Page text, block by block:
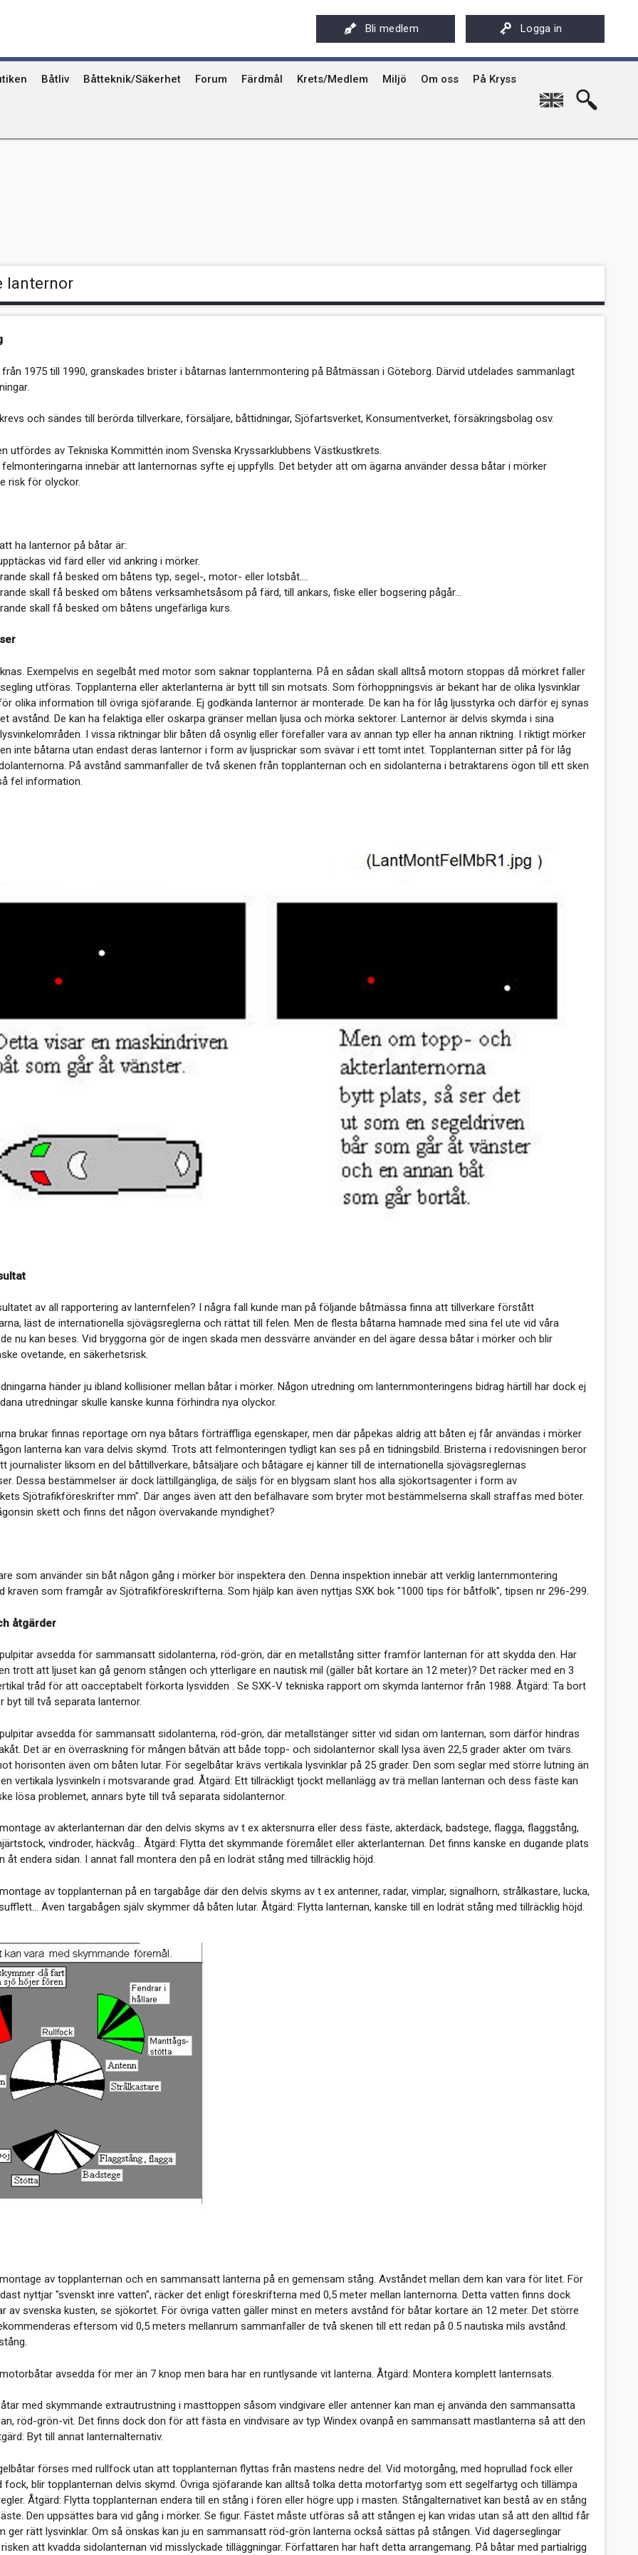
Bli medlem Logga in
Båtliv
Toalettavfall och sjömackar
Båtteknik/Säkerhet Forum Färdmål
Stockholms skärgård
Krets/Medlem
Uthyrning av Kryssarklubbens IF-båtar och kajaker
Miljö Om oss
Svenska Kryssarklubben 100 år
På Kryss
På Kryss historia
Kryssarklubbens nyhetsbrev
English
lanternor
från 1975 till 1990, granskades brister i båtarnas lanternmontering på Båtmässan i Göteborg. Därvid utdelades sammanlagt
och sändes till berörda tillverkare, försäljare, båttidningar, Sjöfartsverket, Konsumentverket, försäkringsbolag osv.
utfördes av Tekniska Kommittén inom Svenska Kryssarklubbens Västkustkrets.
felmonteringarna innebär att lanternornas syfte ej uppfylls. Det betyder att om ägarna använder dessa båtar i mörker
risk för olyckor.
ha lanternor på båtar är:
vid färd eller vid ankring i mörker.
skall få besked om båtens typ, segel-, motor- eller lotsbåt....
skall få besked om båtens verksamhetsåsom på färd, till ankars, fiske eller bogsering pågår...
skall få besked om båtens ungefärliga kurs.
Exempelvis en segelbåt med motor som saknar topplanterna. På en sådan skall alltså motorn stoppas då mörkret faller
utföras. Topplanterna eller akterlanterna är bytt till sin motsats. Som förhoppningsvis är bekant har de olika lysvinklar
olika information till övriga sjöfarande. Ej godkända lanternor är monterade. De kan ha för låg ljusstyrka och därför ej synas
avstånd. De kan ha felaktiga eller oskarpa gränser mellan ljusa och mörka sektorer. Lanternor är delvis skymda i sina
I vissa riktningar blir båten då osynlig eller förefaller vara av annan typ eller ha annan riktning. I riktigt mörker
inte båtarna utan endast deras lanternor i form av ljusprickar som svävar i ett tomt intet. Topplanternan sitter på för låg
På avstånd sammanfaller de två skenen från topplanternan och en sidolanterna i betraktarens ögon till ett sken
fel information.
av all rapportering av lanternfelen? I några fall kunde man på följande båtmässa finna att tillverkare förstått
läst de internationella sjövägsreglerna och rättat till felen. Men de flesta båtarna hamnade med sina fel ute vid våra
nu kan beses. Vid bryggorna gör de ingen skada men dessvärre använder en del ägare dessa båtar i mörker och blir
ovetande, en säkerhetsrisk.
händer ju ibland kollisioner mellan båtar i mörker. Någon utredning om lanternmonteringens bidrag härtill har dock ej
utredningar skulle kanske kunna förhindra nya olyckor.
brukar finnas reportage om nya båtars förträffliga egenskaper, men där påpekas aldrig att båten ej får användas i mörker
lanterna kan vara delvis skymd. Trots att felmonteringen tydligt kan ses på en tidningsbild. Bristerna i redovisningen beror
journalister liksom en del båttillverkare, båtsäljare och båtägare ej känner till de internationella sjövägsreglernas
Dessa bestämmelser är dock lättillgängliga, de säljs för en blygsam slant hos alla sjökortsagenter i form av
Sjötrafikföreskrifter mm". Där anges även att den befälhavare som bryter mot bestämmelserna skall straffas med böter.
skett och finns det någon övervakande myndighet?
som använder sin båt någon gång i mörker bör inspektera den. Denna inspektion innebär att verklig lanternmontering
kraven som framgår av Sjötrafikföreskrifterna. Som hjälp kan även nyttjas SXK bok "1000 tips för båtfolk", tipsen nr 296-299.
åtgärder
avsedda för sammansatt sidolanterna, röd-grön, där en metallstång sitter framför lanternan för att skydda den. Har
trott att ljuset kan gå genom stången och ytterligare en nautisk mil (gäller båt kortare än 12 meter)? Det räcker med en 3
tråd för att oacceptabelt förkorta lysvidden . Se SXK-V tekniska rapport om skymda lanternor från 1988. Åtgärd: Ta bort
byt till två separata lanternor.
avsedda för sammansatt sidolanterna, röd-grön, där metallstänger sitter vid sidan om lanternan, som därför hindras
Det är en överraskning för mången båtvän att både topp- och sidolanternor skall lysa även 22,5 grader akter om tvärs.
horisonten även om båten lutar. För segelbåtar krävs vertikala lysvinklar på 25 grader. Den som seglar med större lutning än
vertikala lysvinkeln i motsvarande grad. Åtgärd: Ett tillräckligt tjockt mellanlägg av trä mellan lanternan och dess fäste kan
lösa problemet, annars byte till två separata sidolanternor.
av akterlanternan där den delvis skyms av t ex aktersnurra eller dess fäste, akterdäck, badstege, flagga, flaggstång,
vindroder, häckvåg... Åtgärd: Flytta det skymmande föremålet eller akterlanternan. Det finns kanske en dugande plats
åt endera sidan. I annat fall montera den på en lodrät stång med tillräcklig höjd.
av topplanternan på en targabåge där den delvis skyms av t ex antenner, radar, vimplar, signalhorn, strålkastare, lucka,
Även targabågen själv skymmer då båten lutar. Åtgärd: Flytta lanternan, kanske till en lodrät stång med tillräcklig höjd.
av topplanternan och en sammansatt lanterna på en gemensam stång. Avståndet mellan dem kan vara för litet. För
nyttjar "svenskt inre vatten", räcker det enligt föreskrifterna med 0,5 meter mellan lanternorna. Detta vatten finns dock
av svenska kusten, se sjökortet. För övriga vatten gäller minst en meters avstånd för båtar kortare än 12 meter. Det större
eftersom vid 0,5 meters mellanrum sammanfaller de två skenen till ett redan på 0.5 nautiska mils avstånd.
avsedda för mer än 7 knop men bara har en runtlysande vit lanterna. Åtgärd: Montera komplett lanternsats.
med skymmande extrautrustning i masttoppen såsom vindgivare eller antenner kan man ej använda den sammansatta
röd-grön-vit. Det finns dock don för att fästa en vindvisare av typ Windex ovanpå en sammansatt mastlanterna så att den
Byt till annat lanternalternativ.
förses med rullfock utan att topplanternan flyttas från mastens nedre del. Vid motorgång, med hoprullad fock eller
fock, blir topplanternan delvis skymd. Övriga sjöfarande kan alltså tolka detta motorfartyg som ett segelfartyg och tillämpa
Åtgärd: Flytta topplanternan endera till en stång i fören eller högre upp i masten. Stångalternativet kan bestå av en stång
Den uppsättes bara vid gång i mörker. Se figur. Fästet måste utföras så att stången ej kan vridas utan så att den alltid får
ger rätt lysvinklar. Om så önskas kan ju en sammansatt röd-grön lanterna också sättas på stången. Vid dagerseglingar
att kvadda sidolanternan vid misslyckade tilläggningar. Författaren har haft detta arrangemang. På båtar med partialrigg